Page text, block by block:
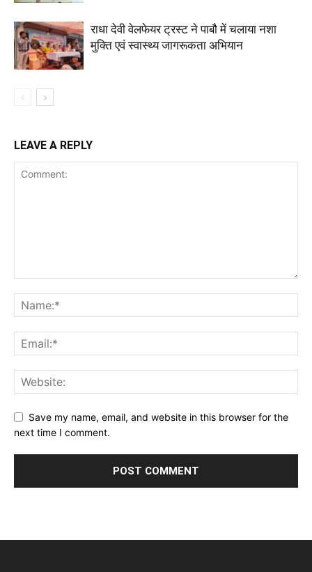
राधा देवी वेलफेयर ट्रस्ट ने पाबौ में चलाया नशा
मुक्ति एवं स्वास्थ्य जागरूकता अभियान
LEAVE A REPLY
Save my name, email, and website in this browser for the
next time I comment.